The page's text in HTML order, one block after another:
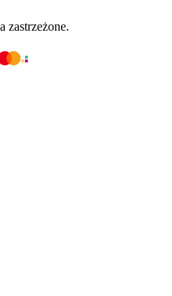
zastrzeżone.